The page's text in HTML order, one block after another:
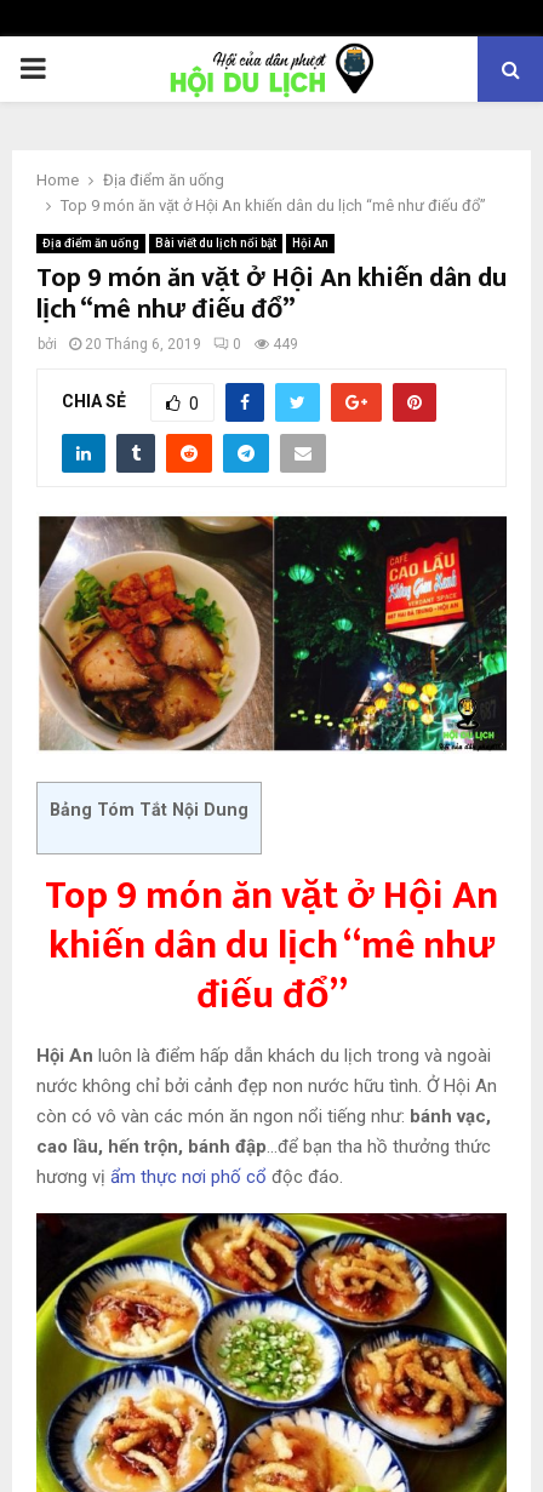
PRIMARY
Home
Địa điểm ăn uống
Top 9 món ăn vặt ở Hội An khiến dân du lịch “mê như điếu đổ”
Địa điểm ăn uống Bài viết du lịch nổi bật Hội An
Top 9 món ăn vặt ở Hội An khiến dân du
lịch “mê như điếu đổ”
bởi 20 Tháng 6, 2019 0 449
CHIA SẺ 0
Bảng Tóm Tắt Nội Dung
Top 9 món ăn vặt ở Hội An
khiến dân du lịch “mê như
điếu đổ”
Hội An luôn là điểm hấp dẫn khách du lịch trong và ngoài
nước không chỉ bởi cảnh đẹp non nước hữu tình. Ở Hội An
còn có vô vàn các món ăn ngon nổi tiếng như: bánh vạc,
cao lầu, hến trộn, bánh đập…để bạn tha hồ thưởng thức
hương vị ẩm thực nơi phố cổ độc đáo.